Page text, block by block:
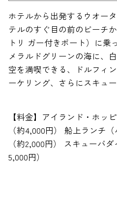
ホテルから出発するウオー
テルのすぐ目の前のビーチ
トリ ガー付きボート）に乗
メラルドグリーンの海に、
空を満喫できる、ドルフィ
ーケリング、さらにスキュー
【料金】アイランド・ホッ
（約4,000円） 船上ランチ
（約2,000円） スキューバ
5,000円）